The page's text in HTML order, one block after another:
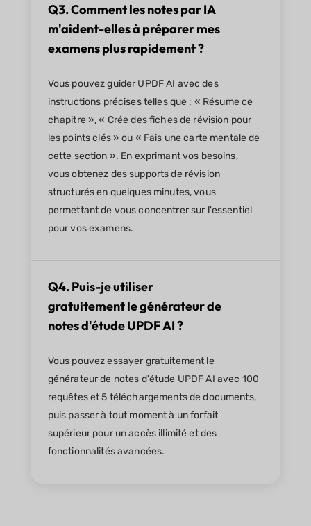
Q3. Comment les notes par IA
m'aident-elles à préparer mes
examens plus rapidement ?
Vous pouvez guider UPDF AI avec des
instructions précises telles que : « Résume ce
chapitre », « Crée des fiches de révision pour
les points clés » ou « Fais une carte mentale de
cette section ». En exprimant vos besoins,
vous obtenez des supports de révision
structurés en quelques minutes, vous
permettant de vous concentrer sur l'essentiel
pour vos examens.
Q4. Puis-je utiliser
gratuitement le générateur de
notes d'étude UPDF AI ?
Vous pouvez essayer gratuitement le
générateur de notes d'étude UPDF AI avec 100
requêtes et 5 téléchargements de documents,
puis passer à tout moment à un forfait
supérieur pour un accès illimité et des
fonctionnalités avancées.